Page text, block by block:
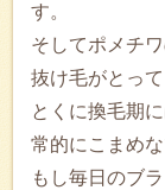
す。
そしてポメチ
抜け毛がとっ
とくに換毛期
常的にこまめ
もし毎日のブ